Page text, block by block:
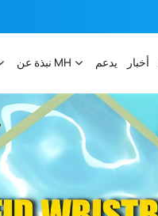
نبذة عن MH يدعم أخبار